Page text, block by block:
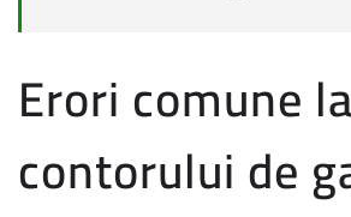
Erori comune
contorului de